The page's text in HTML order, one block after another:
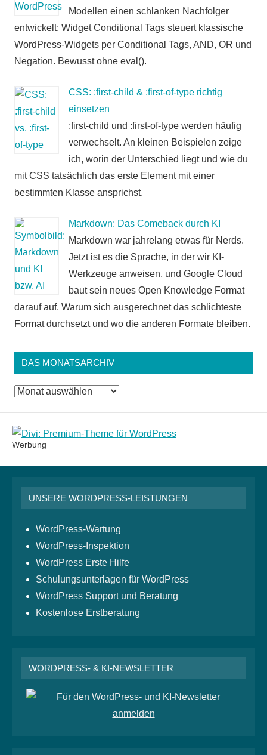
Modellen einen schlanken Nachfolger
entwickelt: Widget Conditional Tags steuert klassische
WordPress-Widgets per Conditional Tags, AND, OR und
Negation. Bewusst ohne eval().
CSS: :first-child & :first-of-type richtig
einsetzen
:first-child und :first-of-type werden häufig
verwechselt. An kleinen Beispielen zeige
ich, worin der Unterschied liegt und wie du
mit CSS tatsächlich das erste Element mit einer
bestimmten Klasse ansprichst.
Markdown: Das Comeback durch KI
Markdown war jahrelang etwas für Nerds.
Jetzt ist es die Sprache, in der wir KI-
Werkzeuge anweisen, und Google Cloud
baut sein neues Open Knowledge Format
darauf auf. Warum sich ausgerechnet das schlichteste
Format durchsetzt und wo die anderen Formate bleiben.
DAS MONATSARCHIV
Das
Werbung
UNSERE WORDPRESS-LEISTUNGEN
WordPress-Wartung
WordPress-Inspektion
WordPress Erste Hilfe
Schulungsunterlagen für WordPress
WordPress Support und Beratung
Kostenlose Erstberatung
WORDPRESS- & KI-NEWSLETTER